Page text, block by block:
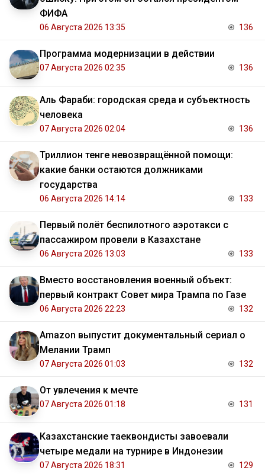
ФИФА
06 Августа 2026 13:35 136
Программа модернизации в действии
07 Августа 2026 02:35 136
Аль Фараби: городская среда и субъектность
человека
07 Августа 2026 02:04 136
Триллион тенге невозвращённой помощи:
какие банки остаются должниками
государства
06 Августа 2026 14:14 133
Первый полёт беспилотного аэротакси с
пассажиром провели в Казахстане
06 Августа 2026 13:03 133
Вместо восстановления военный объект:
первый контракт Совет мира Трампа по Газе
06 Августа 2026 22:23 132
Amazon выпустит документальный сериал о
Мелании Трамп
07 Августа 2026 01:03 132
От увлечения к мечте
07 Августа 2026 01:18 131
Казахстанские таеквондисты завоевали
четыре медали на турнире в Индонезии
07 Августа 2026 18:31 129